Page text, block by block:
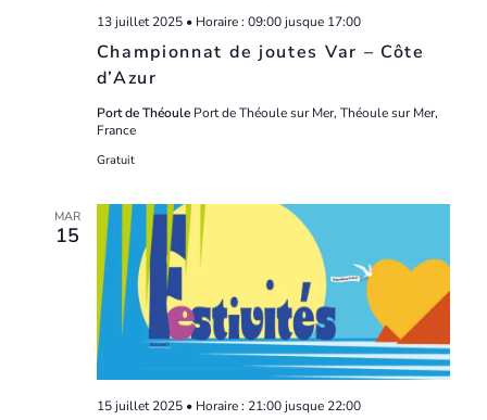
Championnat de joutes Var – Côte
d’Azur
13 juillet 2025 • Horaire : 09:00jusque 17:00
Port de Théoule Port de Théoule sur Mer, Théoule sur Mer,
France
Gratuit
MAR
15
15 juillet 2025 • Horaire : 21:00jusque 22:00